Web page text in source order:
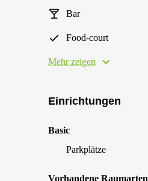
Bar
Food-court
Mehr zeigen
Einrichtungen
Basic
Parkplätze
Vorhandene Raumarten